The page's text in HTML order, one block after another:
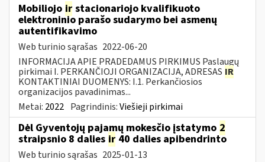
Mobiliojo ir stacionariojo kvalifikuoto
elektroninio parašo sudarymo bei asmenų
autentifikavimo
Web turinio sąrašas 2022-06-20
INFORMACIJA APIE PRADEDAMUS PIRKIMUS Paslaugų
pirkimai I. PERKANČIOJI ORGANIZACIJA, ADRESAS IR
KONTAKTINIAI DUOMENYS: I.1. Perkančiosios
organizacijos pavadinimas...
Metai: 2022 Pagrindinis:Viešieji pirkimai
Dėl Gyventojų pajamų mokesčio įstatymo 2
straipsnio 8 dalies ir 40 dalies apibendrinto
Web turinio sąrašas 2025-01-13